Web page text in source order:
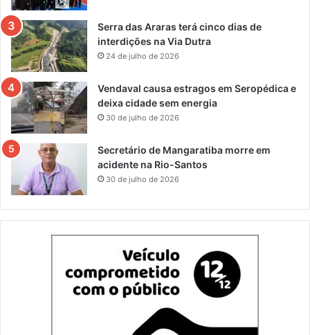
Serra das Araras terá cinco dias de
interdições na Via Dutra
24 de julho de 2026
Vendaval causa estragos em Seropédica e
deixa cidade sem energia
30 de julho de 2026
Secretário de Mangaratiba morre em
acidente na Rio-Santos
30 de julho de 2026